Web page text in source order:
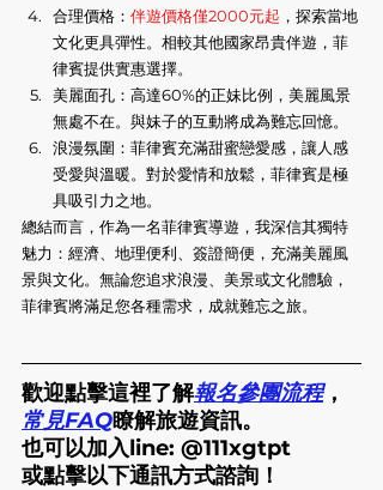
合理價格： 伴遊價格僅2000元起 ，探索當地
文化更具彈性。相較其他國家昂貴伴遊，菲
律賓提供實惠選擇。
美麗面孔：高達60%的正妹比例，美麗風景
無處不在。與妹子的互動將成為難忘回憶。
浪漫氛圍：菲律賓充滿甜蜜戀愛感，讓人感
受愛與溫暖。對於愛情和放鬆，菲律賓是極
具吸引力之地。
總結而言，作為一名菲律賓導遊，我深信其獨特
魅力：經濟、地理便利、簽證簡便，充滿美麗風
景與文化。無論您追求浪漫、美景或文化體驗，
菲律賓將滿足您各種需求，成就難忘之旅。
歡迎點擊這裡了解報名參團流程，
常見FAQ瞭解旅遊資訊。
也可以加入line: @111xgtpt
或點擊以下通訊方式諮詢！